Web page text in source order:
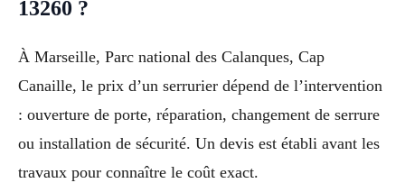
13260 ?
À Marseille, Parc national des Calanques, Cap
Canaille, le prix d’un serrurier dépend de l’intervention
: ouverture de porte, réparation, changement de serrure
ou installation de sécurité. Un devis est établi avant les
travaux pour connaître le coût exact.